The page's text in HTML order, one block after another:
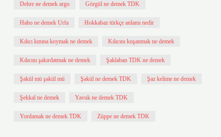
Dehre ne demek argo Görgül ne demek TDK
Haho ne demek Urfa Hokkabaz türkçe anlamı nedir
Kılıcı kınına koymak ne demek Kılıcını kuşanmak ne demek
Kılıcını şakırdatmak ne demek Şaklaban TDK ne demek
Şakül mü şakül mü Şakül ne demek TDK Şaz kelime ne demek
Şekkal ne demek Yavuk ne demek TDK
Yordamak ne demek TDK Züppe ne demek TDK